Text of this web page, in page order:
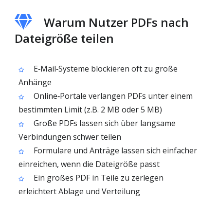
Warum Nutzer PDFs nach
Dateigröße teilen
E‑Mail‑Systeme blockieren oft zu große
Anhänge
Online‑Portale verlangen PDFs unter einem
bestimmten Limit (z.B. 2 MB oder 5 MB)
Große PDFs lassen sich über langsame
Verbindungen schwer teilen
Formulare und Anträge lassen sich einfacher
einreichen, wenn die Dateigröße passt
Ein großes PDF in Teile zu zerlegen
erleichtert Ablage und Verteilung